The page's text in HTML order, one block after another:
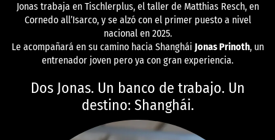
Jonas trabaja en Tischlerplus, el taller de Matthias Resch, en
Cornedo all’Isarco, y se alzó con el primer puesto a nivel
nacional en 2025.
Le acompañará en su camino hacia Shanghái Jonas Prinoth, un
entrenador joven pero ya con gran experiencia.
Dos Jonas. Un banco de trabajo. Un
destino: Shanghái.